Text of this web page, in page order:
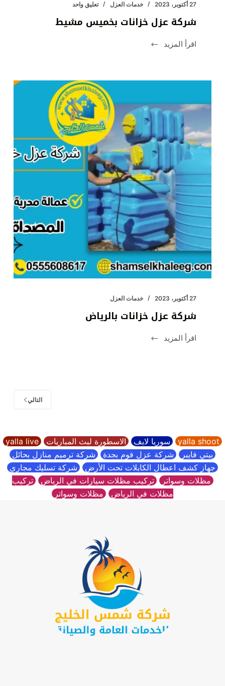
27 أكتوبر، 2023 خدمات العزل تعليق واحد
شركة عزل خزانات بخميس مشيط
اقرأ المزيد
شركة
27 أكتوبر، 2023 خدمات العزل
شركة عزل خزانات بالرياض
اقرأ المزيد
شركة
التالي
yalla shoot سوريا لايف الاسطورة لبث المباريات yalla live
بيتي فايبر شركة عزل فوم بجدة شركة ترميم منازل بحائل
جهاز كشف اعطال الكابلات تحت الأرض شركة تسليك مجاري
مظلات وسواتر تركيب مظلات سيارات في الرياض تركيب
مظلات في الرياض مظلات وسواتر